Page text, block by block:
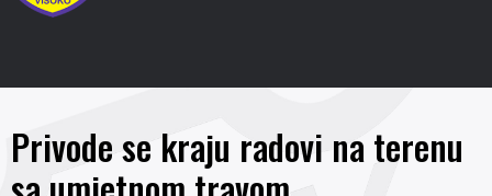
Privode se kraju radovi na terenu